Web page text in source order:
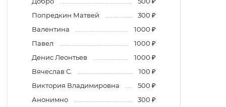
Попредкин Матвей
300 ₽
Валентина
1000 ₽
Павел
1000 ₽
Денис Леонтьев
1000 ₽
Вячеслав С.
100 ₽
Виктория Владимировна
500 ₽
Анонимно
300 ₽